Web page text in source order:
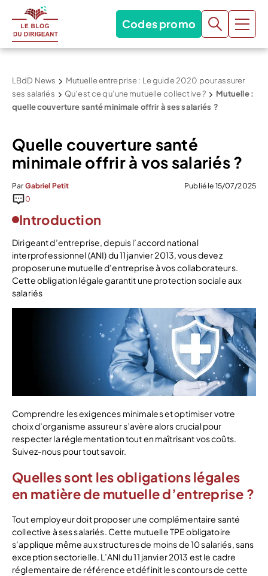
Codes promo
LBdD News
Mutuelle entreprise : Le guide 2020 pour assurer
ses salariés
Qu’est ce qu’une mutuelle collective ?
Mutuelle :
quelle couverture santé minimale offrir à ses salariés ?
Quelle couverture santé
minimale offrir à vos salariés ?
Par Gabriel Petit
Publié le 15/07/2025
0
Introduction
Dirigeant d’entreprise, depuis l’accord national
interprofessionnel (ANI) du 11 janvier 2013, vous devez
proposer une mutuelle d’entreprise à vos collaborateurs.
Cette obligation légale garantit une protection sociale aux
salariés
Comprendre les exigences minimales et optimiser votre
choix d’organisme assureur s’avère alors crucial pour
respecter la réglementation tout en maîtrisant vos coûts.
Suivez-nous pour tout savoir.
Quelles sont les obligations légales
en matière de mutuelle d’entreprise ?
Tout employeur doit proposer une complémentaire santé
collective à ses salariés. Cette mutuelle TPE obligatoire
s’applique même aux structures de moins de 10 salariés, sans
exception sectorielle. L’ANI du 11 janvier 2013 est le cadre
réglementaire de référence et définit les contours de cette